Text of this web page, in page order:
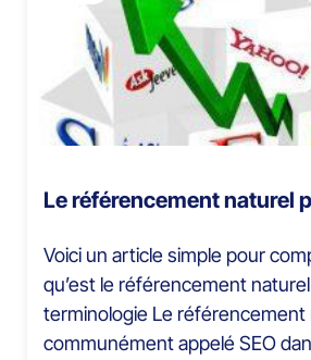
Le référencement naturel
Voici un article simple pour
qu’est le référencement
terminologie Le référencement
communément appelé SEO